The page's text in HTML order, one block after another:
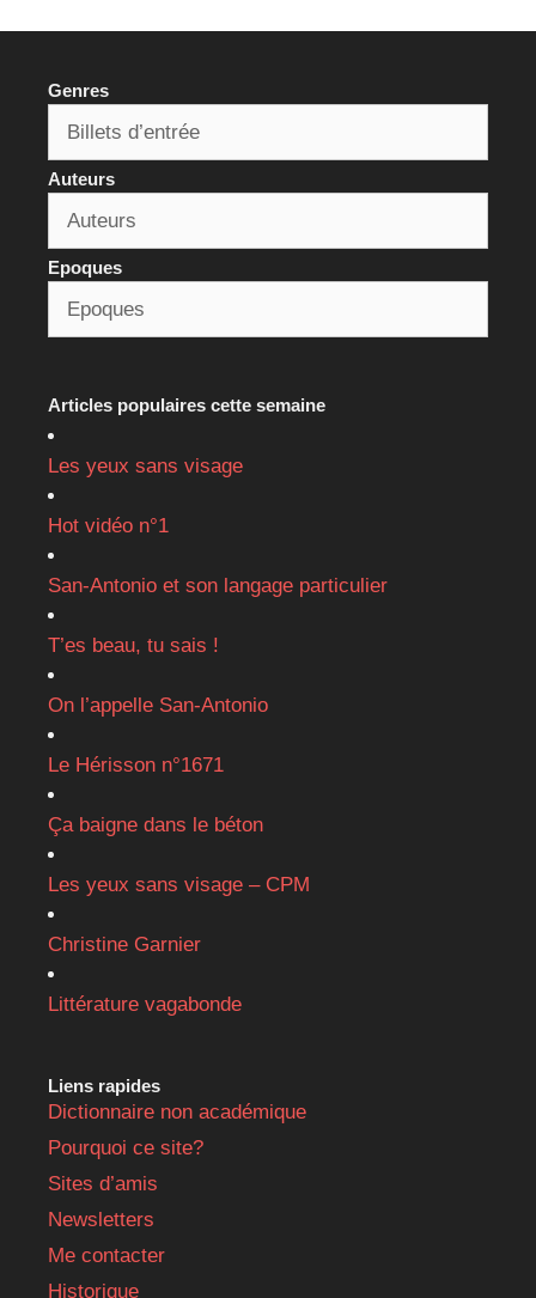
Genres
Auteurs
Epoques
Articles populaires cette semaine
Les yeux sans visage
Hot vidéo n°1
San-Antonio et son langage particulier
T’es beau, tu sais !
On l’appelle San-Antonio
Le Hérisson n°1671
Ça baigne dans le béton
Les yeux sans visage – CPM
Christine Garnier
Littérature vagabonde
Liens rapides
Dictionnaire non académique
Pourquoi ce site?
Sites d’amis
Newsletters
Me contacter
Historique